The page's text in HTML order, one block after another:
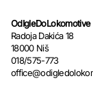
Radoja Dakića 18
18000 Niš
018/575-773